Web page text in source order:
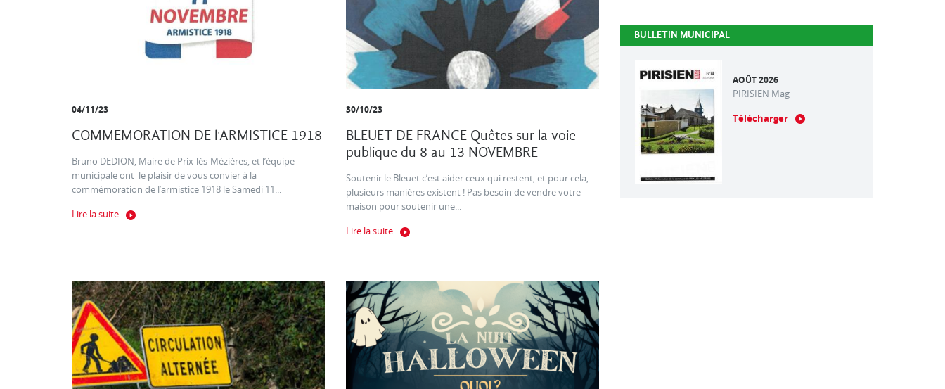
04/11/23
COMMEMORATION DE l'ARMISTICE 1918
Bruno DEDION, Maire de Prix-lès-Mézières, et l’équipe
municipale ont le plaisir de vous convier à la
commémoration de l’armistice 1918 le Samedi 11...
Lire la suite
30/10/23
BLEUET DE FRANCE Quêtes sur la voie
publique du 8 au 13 NOVEMBRE
Soutenir le Bleuet c’est aider ceux qui restent, et pour cela,
plusieurs manières existent ! Pas besoin de vendre votre
maison pour soutenir une...
Lire la suite
BULLETIN MUNICIPAL
AOÛT 2026
PIRISIEN Mag
Télécharger